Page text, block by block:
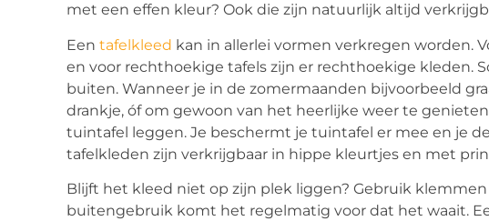
met een effen kleur? Ook die zijn natuurlijk altijd
Een tafelkleed kan in allerlei vormen verkregen worden.
en voor rechthoekige tafels zijn er rechthoekige kleden.
buiten. Wanneer je in de zomermaanden bijvoorbeeld
drankje, óf om gewoon van het heerlijke weer te
tuintafel leggen. Je beschermt je tuintafel er mee en je
tafelkleden zijn verkrijgbaar in hippe kleurtjes en met
Blijft het kleed niet op zijn plek liggen? Gebruik
buitengebruik komt het regelmatig voor dat het waait.